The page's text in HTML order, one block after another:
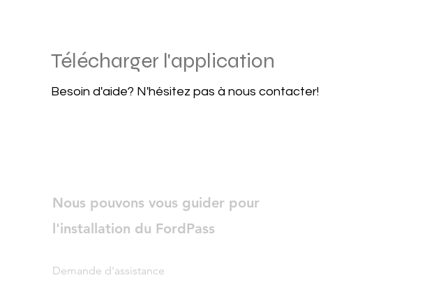
Télécharger l'application
Besoin d'aide? N'hésitez pas à nous contacter!
Nous pouvons vous guider pour
l'installation du FordPass
Demande d'assistance